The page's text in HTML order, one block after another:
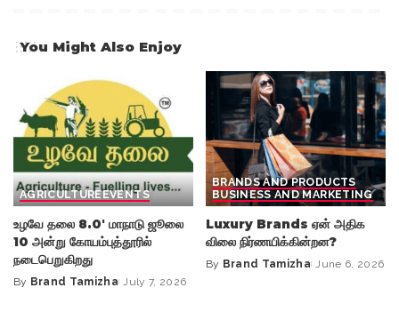
You Might Also Enjoy
AGRICULTUREEVENTS
உழவே தலை 8.0′ மாநாடு ஜூலை
10 அன்று கோயம்புத்தூரில்
நடைபெறுகிறது
Posted
By Brand Tamizha July 7, 2026
BRANDS AND PRODUCTS
BUSINESS AND MARKETING
Luxury Brands ஏன் அதிக
விலை நிர்ணயிக்கின்றன?
Posted
By Brand Tamizha June 6, 2026